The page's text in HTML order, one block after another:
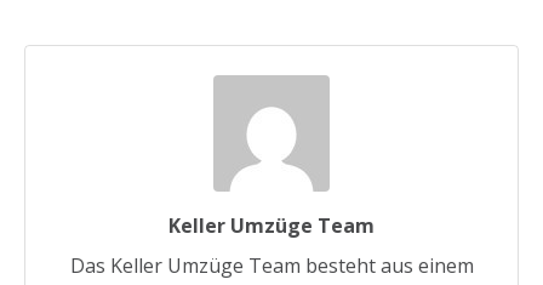
Keller Umzüge Team
Das Keller Umzüge Team besteht aus einem